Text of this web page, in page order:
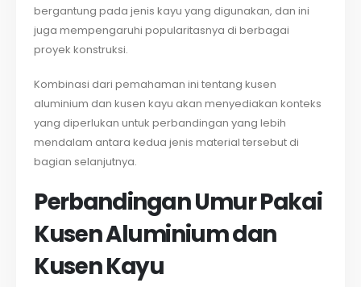
bergantung pada jenis kayu yang digunakan, dan ini
juga mempengaruhi popularitasnya di berbagai
proyek konstruksi.
Kombinasi dari pemahaman ini tentang kusen
aluminium dan kusen kayu akan menyediakan konteks
yang diperlukan untuk perbandingan yang lebih
mendalam antara kedua jenis material tersebut di
bagian selanjutnya.
Perbandingan Umur Pakai
Kusen Aluminium dan
Kusen Kayu